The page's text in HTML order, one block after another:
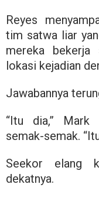
Reyes
tim satwa liar
mereka bekerja
lokasi kejadian
Jawabannya
“Itu dia,” Mark
semak-semak.
Seekor elang
dekatnya.